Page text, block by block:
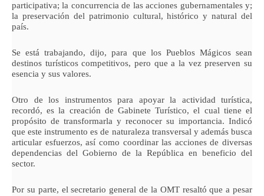
participativa; la concurrencia de las acciones gubernamentales y;
la preservación del patrimonio cultural, histórico y natural del
país.
Se está trabajando, dijo, para que los Pueblos Mágicos sean
destinos turísticos competitivos, pero que a la vez preserven su
esencia y sus valores.
Otro de los instrumentos para apoyar la actividad turística,
recordó, es la creación de Gabinete Turístico, el cual tiene el
propósito de transformarla y reconocer su importancia. Indicó
que este instrumento es de naturaleza transversal y además busca
articular esfuerzos, así como coordinar las acciones de diversas
dependencias del Gobierno de la República en beneficio del
sector.
Por su parte, el secretario general de la OMT resaltó que a pesar